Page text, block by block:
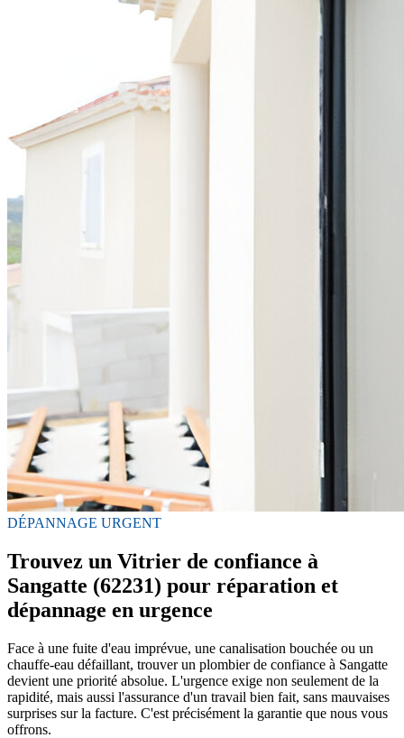
DÉPANNAGE URGENT
Trouvez un Vitrier de confiance à
Sangatte (62231) pour réparation et
dépannage en urgence
Face à une fuite d'eau imprévue, une canalisation bouchée ou un
chauffe-eau défaillant, trouver un plombier de confiance à Sangatte
devient une priorité absolue. L'urgence exige non seulement de la
rapidité, mais aussi l'assurance d'un travail bien fait, sans mauvaises
surprises sur la facture. C'est précisément la garantie que nous vous
offrons.